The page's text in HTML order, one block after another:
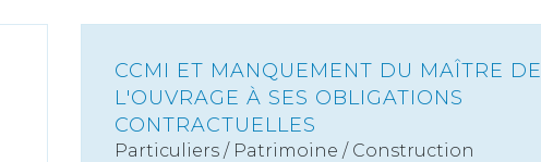
CCMI ET MANQUEMENT DU MAÎTRE DE
L'OUVRAGE À SES OBLIGATIONS
CONTRACTUELLES
Particuliers / Patrimoine / Construction